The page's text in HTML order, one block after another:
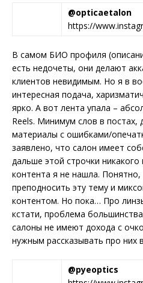
@opticaetalon
https://
В самом БИО профиля
есть недочеты, они делают
клиентов невидимым. Но я в
интересная подача,
ярко. А вот лента упала –
Reels. Минимум слов в постах,
материалы с ошибками/
заявлено, что салон имеет
дальше этой строчки
контента я не нашла.
преподносить эту тему и
контентом. Но пока… Про
кстати, проблема
салоны не имеют дохода с
нужным рассказывать про них
@pyeoptics